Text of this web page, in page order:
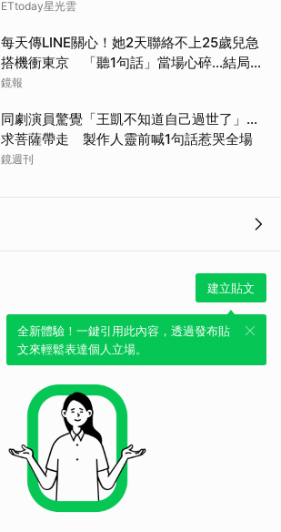
ETtoday星光雲
每天傳LINE關心！她2天聯絡不上25歲兒急
搭機衝東京 「聽1句話」當場心碎...結局看
哭網
鏡報
同劇演員驚覺「王凱不知道自己過世了」...
求菩薩帶走 製作人靈前喊1句話惹哭全場
鏡週刊
建立貼文
全新體驗！一鍵引用此內容，透過發布貼
文來輕鬆表達個人立場。